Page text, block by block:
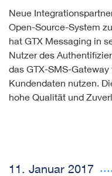
Neue
Open-Source-System
hat GTX Messaging in
Nutzer des
das GTX-SMS-
Kundendaten nutzen.
hohe Qualität und
11. Januar 2017